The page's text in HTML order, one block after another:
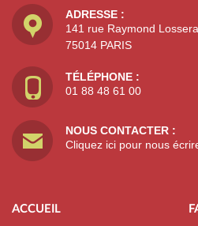
ADRESSE :
141 rue Raymond
75014 PARIS
TÉLÉPHONE :
01 88 48 61 00
NOUS CONTACTER :
Cliquez ici pour nous
ACCUEIL